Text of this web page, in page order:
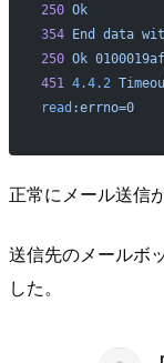
250 Ok
354 End data
250 Ok
451
4.4.2
read :errno=0
正常にメール送信
送信先のメールボ
した。